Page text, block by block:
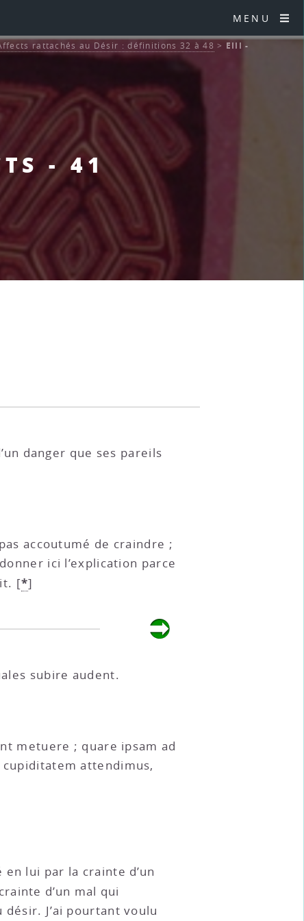
MENU
- 41
rattachés au Désir : définitions 32 à 48 > EIII -
danger que ses pareils
accoutumé de craindre ;
ici l’explication parce
[*]
subire audent.
metuere ; quare ipsam ad
attendimus,
lui par la crainte d’un
d’un mal qui
J’ai pourtant voulu